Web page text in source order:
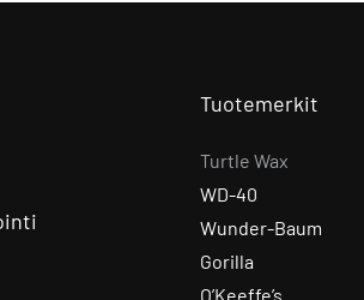
Tuotemerkit
Turtle Wax
WD-40
Wunder-Baum
Gorilla
O’Keeffe’s